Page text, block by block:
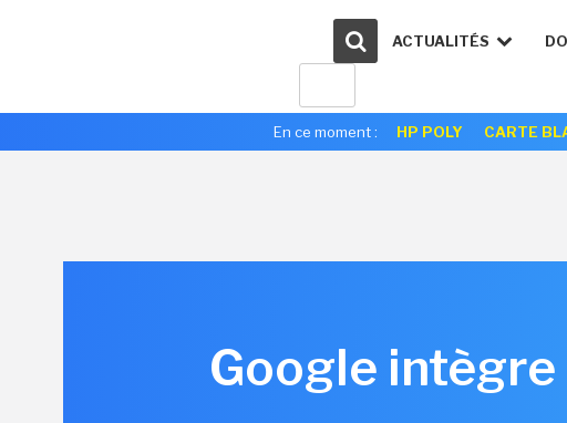
ACTUALITÉS
En ce moment : HP POLY CARTE
Google